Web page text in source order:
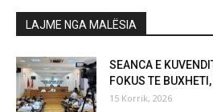
LAJME NGA MALËSIA
SEANCA E
FOKUS TE
15 Korrik, 2026